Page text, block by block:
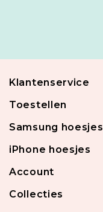
Klantenservice
Toestellen
Samsung hoesjes
iPhone hoesjes
Account
Collecties